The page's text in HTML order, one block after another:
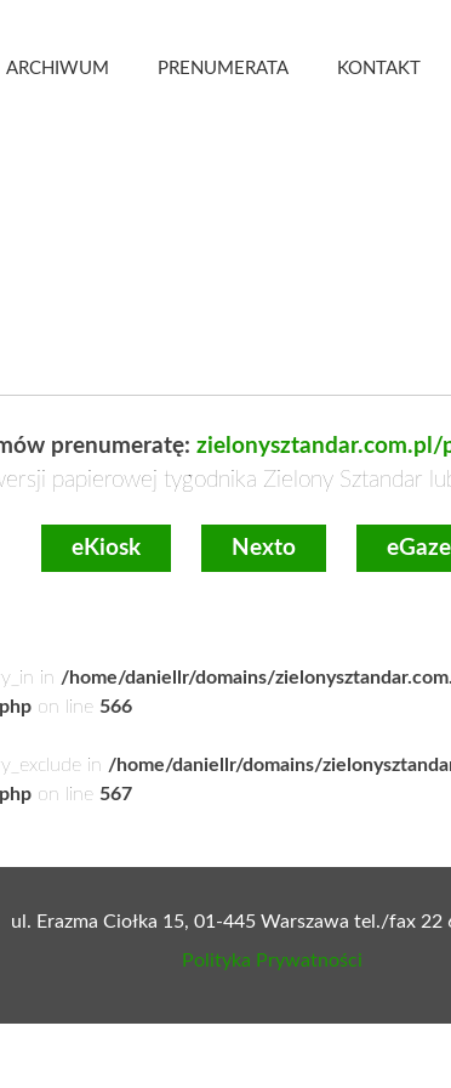
ARCHIWUM PRENUMERATA KONTAKT
prenumeratę: zielonysztandar.com.pl/
papierowej tygodnika Zielony Sztandar
eKiosk Nexto
in /home/daniellr/domains/
on line 566
in /home/daniellr/domains/
on line 567
ul. Erazma Ciołka 15, 01-445 Warszawa tel./fax 22
Polityka Prywatności